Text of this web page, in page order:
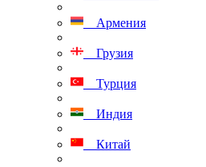
Армения
Грузия
Турция
Индия
Китай